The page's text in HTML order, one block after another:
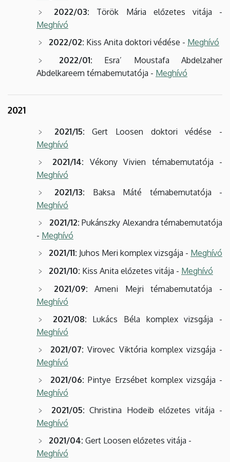
2022/03: Török Mária előzetes vitája -
Meghívó
2022/02: Kiss Anita doktori védése - Meghívó
2022/01: Esra’ Moustafa Abdelzaher
Abdelkareem témabemutatója - Meghívó
2021
2021/15: Gert Loosen doktori védése -
Meghívó
2021/14: Vékony Vivien témabemutatója -
Meghívó
2021/13: Baksa Máté témabemutatója -
Meghívó
2021/12: Pukánszky Alexandra témabemutatója
- Meghívó
2021/11: Juhos Meri komplex vizsgája - Meghívó
2021/10: Kiss Anita előzetes vitája - Meghívó
2021/09: Ameni Mejri témabemutatója -
Meghívó
2021/08: Lukács Béla komplex vizsgája -
Meghívó
2021/07: Virovec Viktória komplex vizsgája -
Meghívó
2021/06: Pintye Erzsébet komplex vizsgája -
Meghívó
2021/05: Christina Hodeib előzetes vitája -
Meghívó
2021/04: Gert Loosen előzetes vitája -
Meghívó